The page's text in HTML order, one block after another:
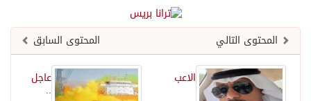
المحتوى السابق
المحتوى التالي
عاجل
..
الاعب